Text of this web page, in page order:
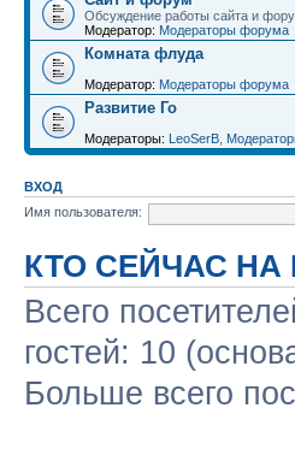
Обсуждение работы сайта и
Модератор: Модераторы форума
Комната флуда
Модератор: Модераторы форума
Развитие Го
Модераторы: LeoSerB
ВХОД
Имя пользователя:
КТО СЕЙЧАС
Всего
гостей: 10
Больше всего